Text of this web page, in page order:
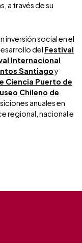
a través de su
inversión social en el
del Festival
Internacional
Santiagoy
Ciencia Puerto de
Chileno de
anuales en
regional, nacional e